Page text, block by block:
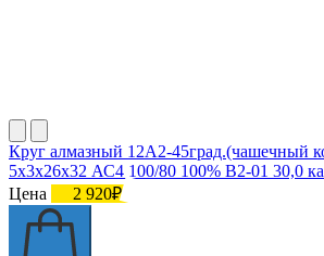
Круг алмазный 12А2-45град.(чашечный
5х3х26х32 АС4 100/80 100% В2-01 30,0
Цена
2 920₽